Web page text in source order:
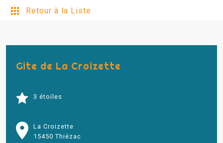
Retour à la Liste
Gite de La Croizette
3 étoiles
La Croizette
15450 Thiézac